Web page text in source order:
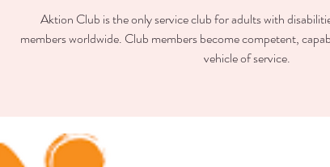
Aktion Club is the only service club for adults with
members worldwide. Club members become competent,
vehicle of service.